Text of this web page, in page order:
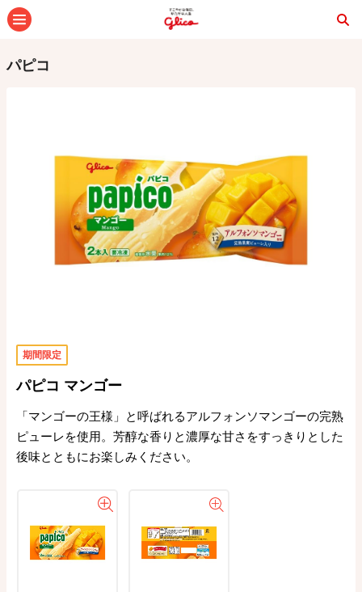
パピコ
期間限定
パピコ マンゴー
「マンゴーの王様」と呼ばれるアルフォンソマンゴーの完熟
ピューレを使用。芳醇な香りと濃厚な甘さをすっきりとした
後味とともにお楽しみください。